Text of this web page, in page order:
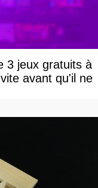
3 jeux gratuits à
avant qu'il ne